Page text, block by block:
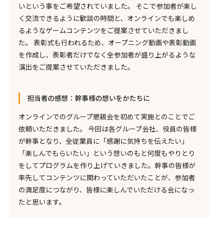
いという事をご希望されていました。 そこで参加者が楽し
く交流できるように歓談の時間と、オンラインでも楽しめ
るようなゲームコンテンツをご提案させていただきまし
た。 表彰式も行われるため、オープニング動画や表彰動画
を作成し、表彰者だけでなく全参加者が盛り上がるような
演出をご提案させていただきました。
担当者の感想：幹事様の想いをかたちに
オンラインでのグループ懇親会を初めて実施とのことでご
依頼いただきました。 今回は各グループ会社、役員の皆様
が幹事となり、全従業員に「感謝に気持ちを伝えたい」
「楽しんでもらいたい」という想いのもと何度もやりとり
をしてプログラムを作り上げていきました。幹事の皆様が
率先してコンテンツに関わっていただいたことが、参加者
の満足度につながり、皆様に楽しんでいただける会になっ
たと思います。